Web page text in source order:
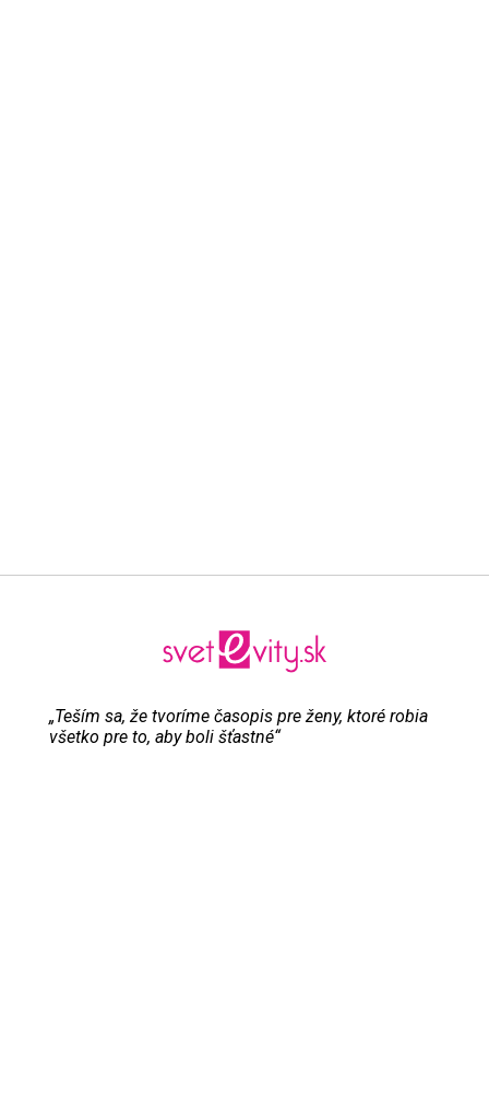
„Teším sa, že tvoríme časopis pre ženy, ktoré robia
všetko pre to, aby boli šťastné“